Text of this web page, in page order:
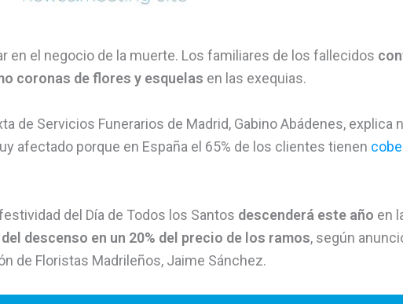
en el negocio de la muerte. Los familiares de los fallecidos
coronas de flores y esquelas en las exequias.
de Servicios Funerarios de Madrid, Gabino Abádenes, explica
afectado porque en España el 65% de los clientes tienen
del Día de Todos los Santos descenderá este año en
descenso en un 20% del precio de los ramos, según
de Floristas Madrileños, Jaime Sánchez.